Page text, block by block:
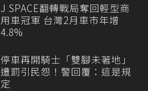
J SPACE翻轉戰局奪回輕型商
用車冠軍 台灣2月車市年增
4.8%
停車再開騎士「雙腳未著地」
遭罰引民怨！警回覆：這是規
定